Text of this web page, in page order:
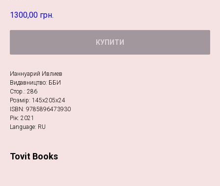
1300,00 грн.
КУПИТИ
Ианнуарий Ивлиев
Видавництво: ББИ
Стор.: 286
Розмір: 145х205х24
ISBN: 9785896473930
Рік: 2021
Language: RU
Tovit Books